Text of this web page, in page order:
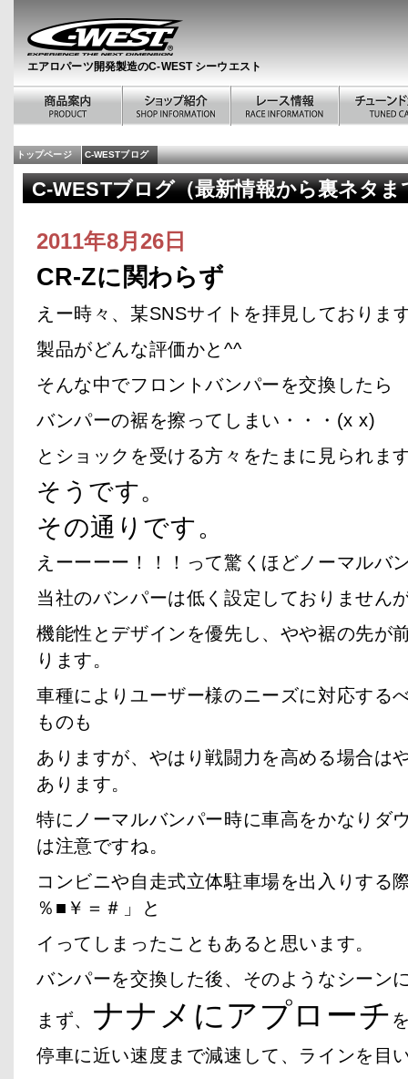
エアロパーツ開発製造のC-WEST シーウエスト
トップページ C-WESTブログ
C-WESTブログ（最新情報から裏ネタま
2011年8月26日
CR-Zに関わらず
えー時々、某SNSサイトを拝見しておりま
製品がどんな評価かと^^
そんな中でフロントバンパーを交換したら
バンパーの裾を擦ってしまい・・・(x x)
とショックを受ける方々をたまに見られま
そうです。
その通りです。
えーーーー！！！って驚くほどノーマルバ
当社のバンパーは低く設定しておりません
機能性とデザインを優先し、やや裾の先が
ります。
車種によりユーザー様のニーズに対応する
ものも
ありますが、やはり戦闘力を高める場合は
あります。
特にノーマルバンパー時に車高をかなりダ
は注意ですね。
コンビニや自走式立体駐車場を出入りする
％■￥＝＃」と
イってしまったこともあると思います。
バンパーを交換した後、そのようなシーン
まず、 ナナメにアプローチ
停車に近い速度まで減速して、ラインを目